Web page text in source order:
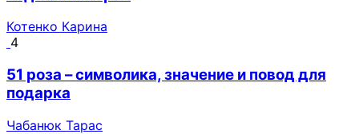
Котенко Карина
4
51 роза – символика, значение и повод для
подарка
Чабанюк Тарас